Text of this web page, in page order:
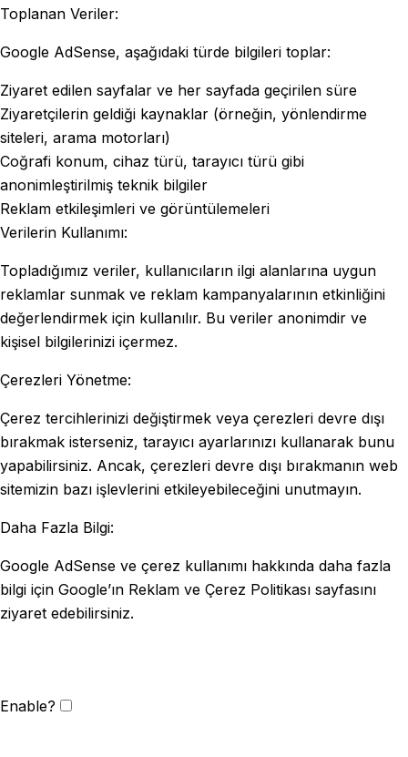
Toplanan Veriler:
Google AdSense, aşağıdaki türde bilgileri toplar:
Ziyaret edilen sayfalar ve her sayfada geçirilen süre
Ziyaretçilerin geldiği kaynaklar (örneğin, yönlendirme
siteleri, arama motorları)
Coğrafi konum, cihaz türü, tarayıcı türü gibi
anonimleştirilmiş teknik bilgiler
Reklam etkileşimleri ve görüntülemeleri
Verilerin Kullanımı:
Topladığımız veriler, kullanıcıların ilgi alanlarına uygun
reklamlar sunmak ve reklam kampanyalarının etkinliğini
değerlendirmek için kullanılır. Bu veriler anonimdir ve
kişisel bilgilerinizi içermez.
Çerezleri Yönetme:
Çerez tercihlerinizi değiştirmek veya çerezleri devre dışı
bırakmak isterseniz, tarayıcı ayarlarınızı kullanarak bunu
yapabilirsiniz. Ancak, çerezleri devre dışı bırakmanın web
sitemizin bazı işlevlerini etkileyebileceğini unutmayın.
Daha Fazla Bilgi:
Google AdSense ve çerez kullanımı hakkında daha fazla
bilgi için Google’ın Reklam ve Çerez Politikası sayfasını
ziyaret edebilirsiniz.
Enable?